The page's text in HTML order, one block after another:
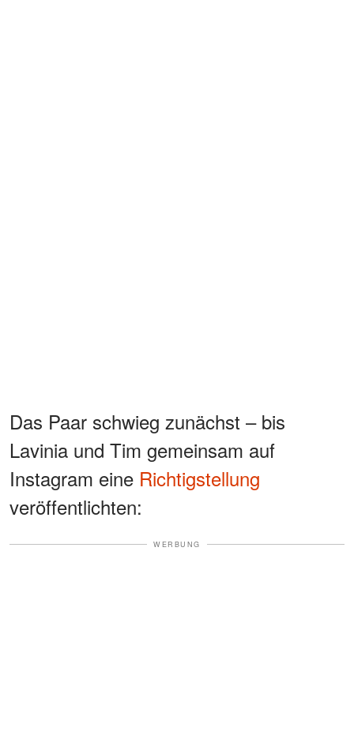
Das Paar schwieg zunächst – bis
Lavinia und Tim gemeinsam auf
Instagram eine Richtigstellung
veröffentlichten:
WERBUNG